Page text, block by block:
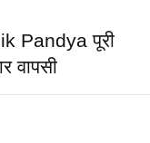
Pandya पूरी
वापसी